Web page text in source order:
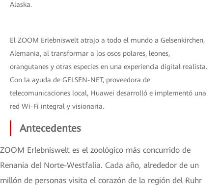
Alaska.
El ZOOM Erlebniswelt atrajo a todo el mundo a Gelsenkirchen,
Alemania, al transformar a los osos polares, leones,
orangutanes y otras especies en una experiencia digital realista.
Con la ayuda de GELSEN-NET, proveedora de
telecomunicaciones local, Huawei desarrolló e implementó una
red Wi-Fi integral y visionaria.
Antecedentes
ZOOM Erlebniswelt es el zoológico más concurrido de
Renania del Norte-Westfalia. Cada año, alrededor de un
millón de personas visita el corazón de la región del Ruhr